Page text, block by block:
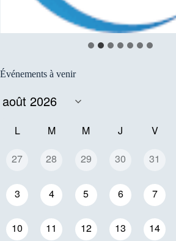
Événements à venir
L M M J V
27 28 29 30 31
3 4 5 6 7
10 11 12 13 14